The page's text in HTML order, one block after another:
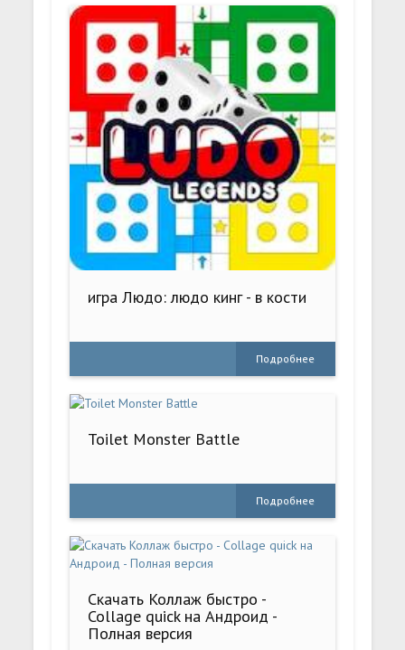
игра Людо: людо кинг - в кости
Подробнее
Toilet Monster Battle
Подробнее
Скачать Коллаж быстро -
Collage quick на Андроид -
Полная версия